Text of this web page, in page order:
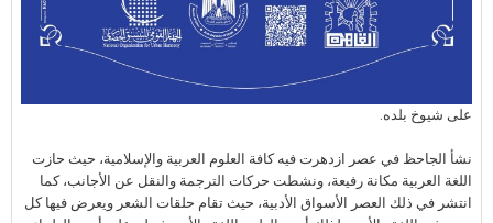
على شيوخ بلده.
نشأ الجاحظ في عصر ازدهرت فيه كافة العلوم العربية والإسلامية، حيث حازت
اللغة العربية مكانة رفيعة، ونشطت حركات الترجمة والنقل عن الأجانب، كما
انتشر في ذلك العصر الأسواق الأدبية، حيث تقام حلقات الشعر ويعرض فيها كل